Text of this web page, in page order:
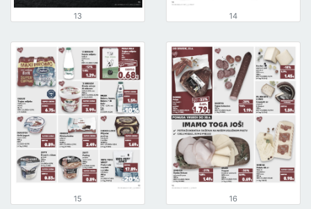
13 14
15 16